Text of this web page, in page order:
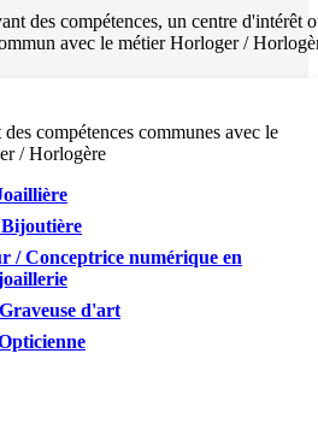
des compétences, un centre d'intérêt
avec le métier Horloger /
compétences communes avec le
/ Horlogère
/ Conceptrice numérique en
d'art